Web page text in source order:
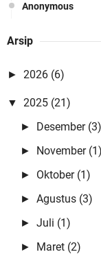
Anonymous
youtube
Anonymous
지노사이트 …
Rizki syahrul
Maqomnya sudah
Anonymous
bagi yang ayah
bahwa kita
Anonymous
Arsip
► 2026 (6)
▼ 2025 (21)
► Desember (3)
► November (1)
► Oktober (1)
►Agustus (3)
►Juli (1)
► Maret (2)